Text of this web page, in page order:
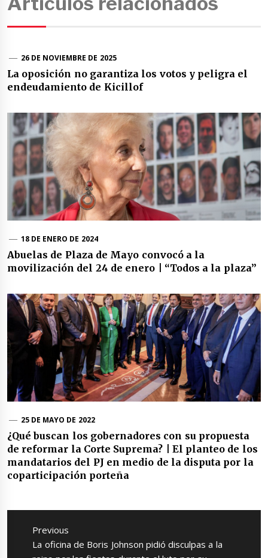
26 DE NOVIEMBRE DE 2025
La oposición no garantiza los votos y peligra el
endeudamiento de Kicillof
18 DE ENERO DE 2024
Abuelas de Plaza de Mayo convocó a la
movilización del 24 de enero | “Todos a la plaza”
25 DE MAYO DE 2022
¿Qué buscan los gobernadores con su propuesta
de reformar la Corte Suprema? | El planteo de los
mandatarios del PJ en medio de la disputa por la
coparticipación porteña
Navegación
entradas
Previous
Previous
La oficina de Boris Johnson pidió disculpas a la